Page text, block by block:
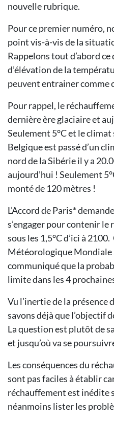
nouvelle rubrique.
Pour ce premier numéro,
point vis-à-vis de la
Rappelons tout d’abord ce
d’élévation de la
peuvent entrainer comme
Pour rappel, le
dernière ère glaciaire et
Seulement 5°C et le
Belgique est passé d’un
nord de la Sibérie il y a
aujourd’hui ! Seulement
monté de 120 mètres !
L’Accord de Paris*
s’engager pour contenir
sous les 1,5°C d’ici à
Météorologique Mondiale
communiqué que la
limite dans les 4
Vu l’inertie de la présence
savons déjà que l’objectif
La question est plutôt de
et jusqu’où va se
Les conséquences du
sont pas faciles à établir
réchauffement est inédite
néanmoins lister les